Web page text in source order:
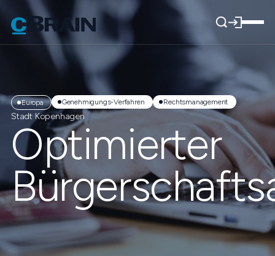
Genehmigungs-Verfahren Rechtsmanagement
Europa
Stadt Kopenhagen
Optimierter